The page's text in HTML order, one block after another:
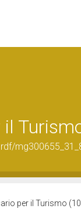
per il Turismo